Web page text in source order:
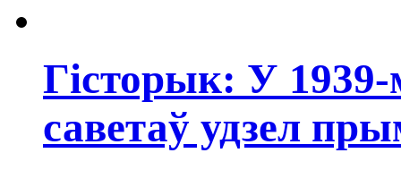
Гісторык: У 1939-
саветаў удзел